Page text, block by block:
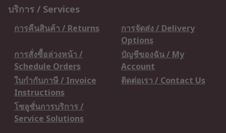
บริการ / Services
การคืนสินค้า / Returns
การจัดส่ง / Delivery
Options
การสั่งซื้อล่วงหน้า /
Schedule Orders
บัญชีของฉัน / My
Account
ใบกำกับภาษี / Invoice
Instructions
ติดต่อเรา / Contact Us
โซลูชั่นการบริการ /
Service Solutions